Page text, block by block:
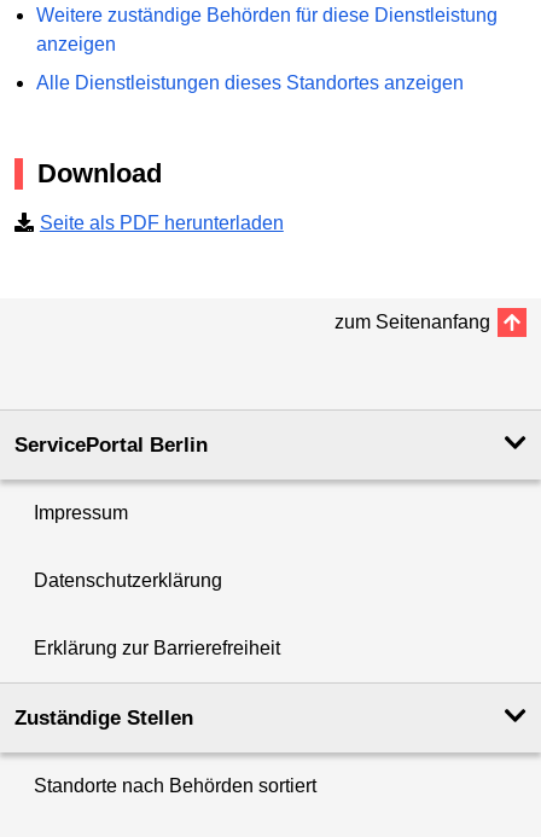
Weitere zuständige Behörden für diese Dienstleistung
anzeigen
Alle Dienstleistungen dieses Standortes anzeigen
Download
Seite als PDF herunterladen
zum Seitenanfang
ServicePortal Berlin
Impressum
Datenschutzerklärung
Erklärung zur Barrierefreiheit
Zuständige Stellen
Standorte nach Behörden sortiert